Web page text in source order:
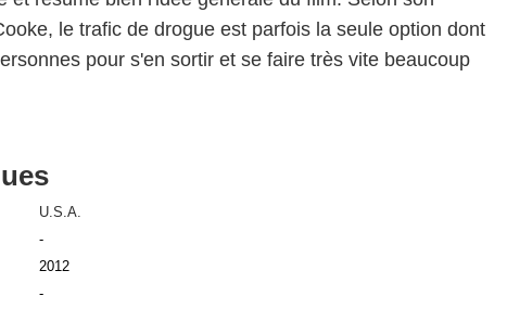
le trafic de drogue est parfois la seule option dont
pour s'en sortir et se faire très vite beaucoup
U.S.A.
-
2012
-